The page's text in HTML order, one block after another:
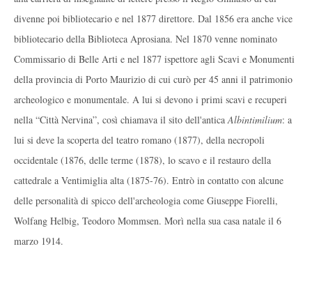
divenne poi bibliotecario e nel 1877 direttore. Dal 1856 era anche vice
bibliotecario della Biblioteca Aprosiana. Nel 1870 venne nominato
Commissario di Belle Arti e nel 1877 ispettore agli Scavi e Monumenti
della provincia di Porto Maurizio di cui curò per 45 anni il patrimonio
archeologico e monumentale. A lui si devono i primi scavi e recuperi
nella “Città Nervina”, così chiamava il sito dell'anticaAlbintimilium: a
lui si deve la scoperta del teatro romano (1877), della necropoli
occidentale (1876, delle terme (1878), lo scavo e il restauro della
cattedrale a Ventimiglia alta (1875-76). Entrò in contatto con alcune
delle personalità di spicco dell'archeologia come Giuseppe Fiorelli,
Wolfang Helbig, Teodoro Mommsen. Morì nella sua casa natale il 6
marzo 1914.